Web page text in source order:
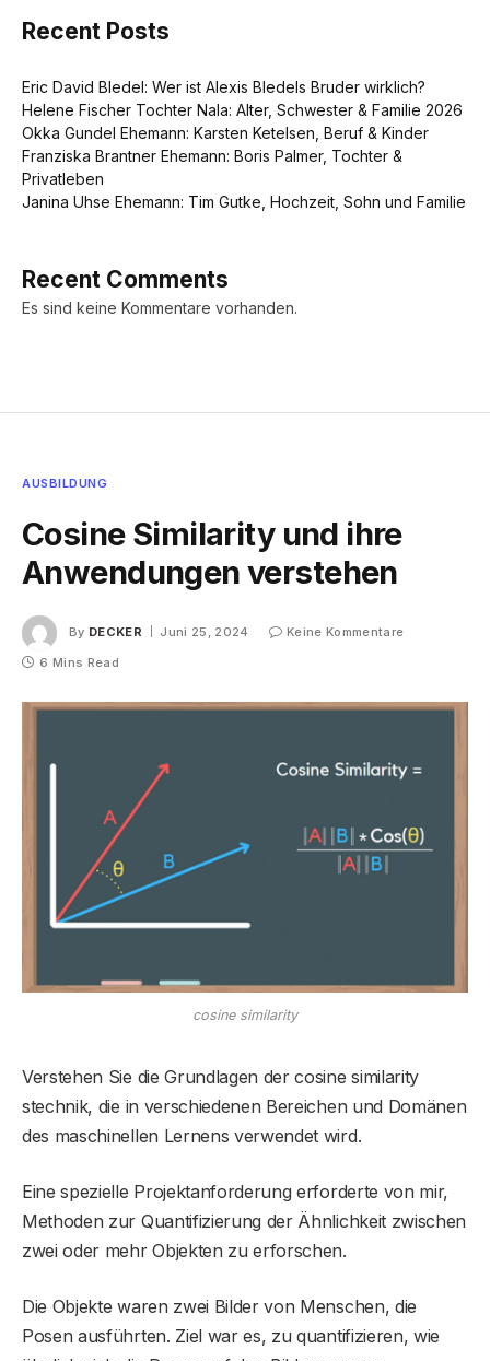
Recent Posts
Eric David Bledel: Wer ist Alexis Bledels Bruder wirklich?
Helene Fischer Tochter Nala: Alter, Schwester & Familie 2026
Okka Gundel Ehemann: Karsten Ketelsen, Beruf & Kinder
Franziska Brantner Ehemann: Boris Palmer, Tochter &
Privatleben
Janina Uhse Ehemann: Tim Gutke, Hochzeit, Sohn und Familie
Recent Comments
Es sind keine Kommentare vorhanden.
AUSBILDUNG
Cosine Similarity und ihre
Anwendungen verstehen
By DECKER Juni 25, 2024
Keine Kommentare
6 Mins Read
cosine similarity
Verstehen Sie die Grundlagen der cosine similarity
stechnik, die in verschiedenen Bereichen und Domänen
des maschinellen Lernens verwendet wird.
Eine spezielle Projektanforderung erforderte von mir,
Methoden zur Quantifizierung der Ähnlichkeit zwischen
zwei oder mehr Objekten zu erforschen.
Die Objekte waren zwei Bilder von Menschen, die
Posen ausführten. Ziel war es, zu quantifizieren, wie